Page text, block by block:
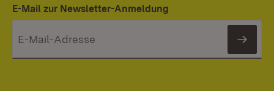
E-Mail zur Newsletter-Anmeldung